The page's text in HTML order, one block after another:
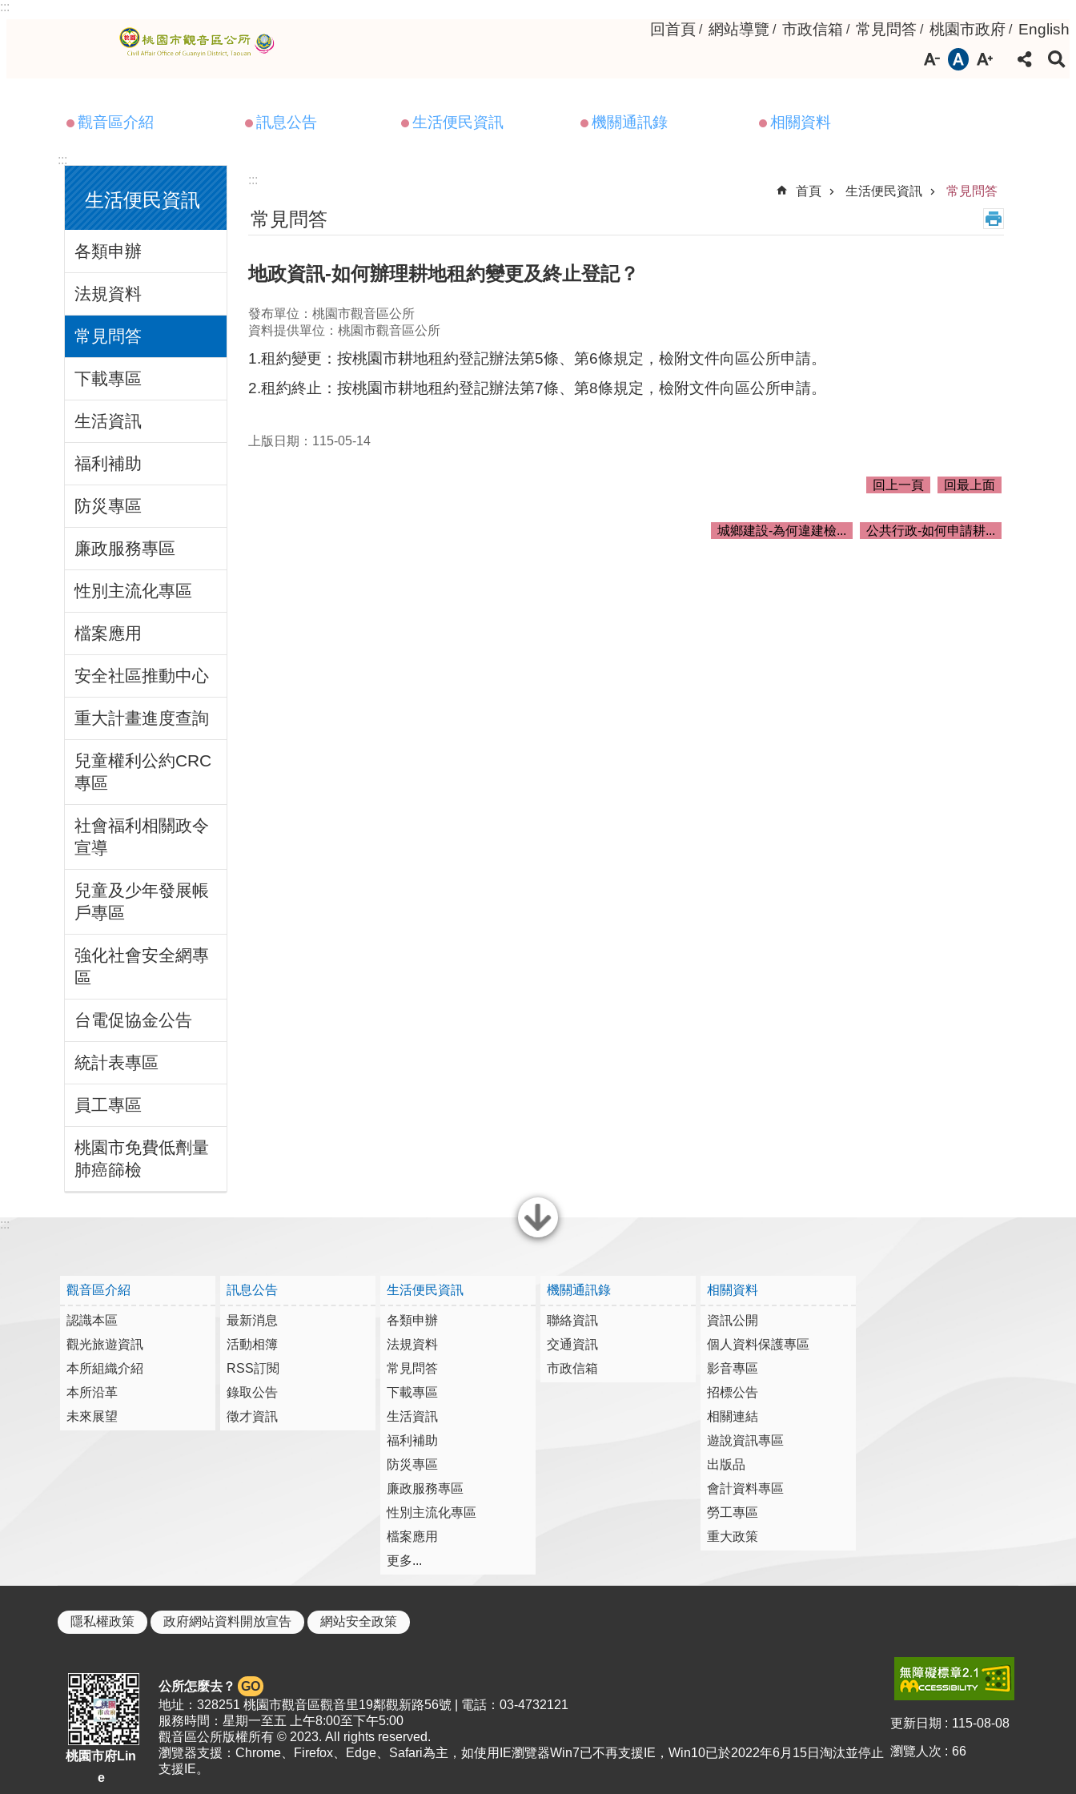
跳到主要內容區塊
:::
回首頁 網站導覽 市政信箱 常見問答 桃園市政府 English
觀音區介紹 訊息公告 生活便民資訊 機關通訊錄 相關資料
:::
生活便民資訊
各類申辦
法規資料
常見問答
下載專區
生活資訊
福利補助
防災專區
廉政服務專區
性別主流化專區
檔案應用
安全社區推動中心
重大計畫進度查詢
兒童權利公約CRC
專區
社會福利相關政令
宣導
兒童及少年發展帳
戶專區
強化社會安全網專
區
台電促協金公告
統計表專區
員工專區
桃園市免費低劑量
肺癌篩檢
:::
首頁
生活便民資訊 常見問答
常見問答
地政資訊-如何辦理耕地租約變更及終止登記？
發布單位：桃園市觀音區公所
資料提供單位：桃園市觀音區公所
1.租約變更：按桃園市耕地租約登記辦法第5條、第6條規定，檢附文件向區公所申請。
2.租約終止：按桃園市耕地租約登記辦法第7條、第8條規定，檢附文件向區公所申請。
上版日期：115-05-14
回上一頁 回最上面
城鄉建設-為何違建檢... 公共行政-如何申請耕...
關閉
:::
觀音區介紹
認識本區
觀光旅遊資訊
本所組織介紹
本所沿革
未來展望
訊息公告
最新消息
活動相簿
RSS訂閱
錄取公告
徵才資訊
生活便民資訊
各類申辦
法規資料
常見問答
下載專區
生活資訊
福利補助
防災專區
廉政服務專區
性別主流化專區
檔案應用
更多...
機關通訊錄
聯絡資訊
交通資訊
市政信箱
相關資料
資訊公開
個人資料保護專區
影音專區
招標公告
相關連結
遊說資訊專區
出版品
會計資料專區
勞工專區
重大政策
隱私權政策 政府網站資料開放宣告 網站安全政策
桃園市府Lin
e
公所怎麼去？ GO
地址：328251 桃園市觀音區觀音里19鄰觀新路56號 | 電話：03-4732121
服務時間：星期一至五 上午8:00至下午5:00
觀音區公所版權所有 © 2023. All rights reserved.
瀏覽器支援：Chrome、Firefox、Edge、Safari為主，如使用IE瀏覽器Win7已不再支援IE，Win10已於2022年6月15日淘汰並停止
支援IE。
更新日期 115-08-08
瀏覽人次 66